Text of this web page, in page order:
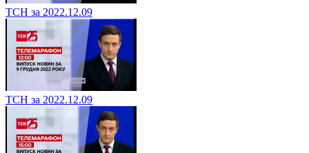
ТСН за 2022.12.09
ТСН за 2022.12.09